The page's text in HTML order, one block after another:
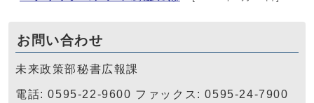
お問い合わせ
未来政策部秘書広報課
電話: 0595-22-9600 ファックス: 0595-24-7900